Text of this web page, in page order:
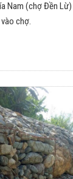
Nam (chợ Đền
chợ.